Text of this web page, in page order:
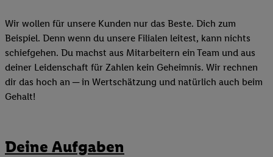
Wir wollen für unsere Kunden nur das Beste. Dich zum
Beispiel. Denn wenn du unsere Filialen leitest, kann nichts
schiefgehen. Du machst aus Mitarbeitern ein Team und aus
deiner Leidenschaft für Zahlen kein Geheimnis. Wir rechnen
dir das hoch an ─ in Wertschätzung und natürlich auch beim
Gehalt!
Deine Aufgaben